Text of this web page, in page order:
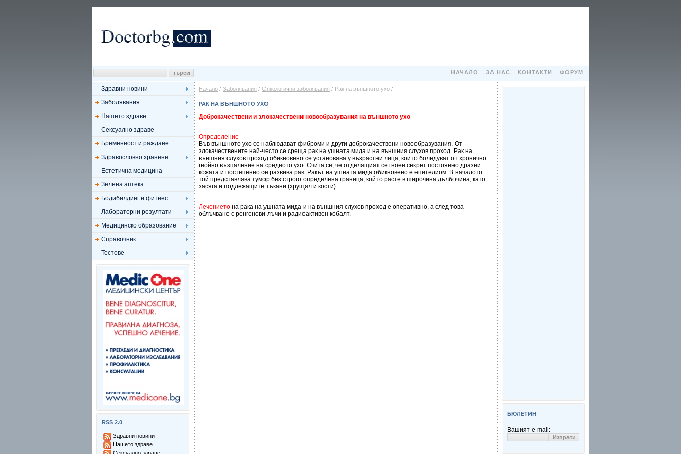
НАЧАЛО ЗА НАС КОНТАКТИ ФОРУМ
Здравни новини
Заболявания
Нашето здраве
Сексуално здраве
Бременност и раждане
Здравословно хранене
Естетична медицина
Зелена аптека
Бодибилдинг и фитнес
Лабораторни резултати
Медицинско образование
Справочник
Тестове
RSS 2.0
Здравни новини
Нашето здраве
Начало Заболявания Онкологични заболявания Рак на външното ухо
РАК НА ВЪНШНОТО УХО
Доброкачествени и злокачествени новообразувания на външното ухо
Определение
Във външното ухо се наблюдават фиброми и други доброкачествени новообразувания. От
злокачествените най-често се среща рак на ушната мида и на външния слухов проход. Рак на
външния слухов проход обикновено се установява у възрастни лица, които боледуват от хронично
гнойно възпаление на средното ухо. Счита се, че отделящият се гноен секрет постоянно дразни
кожата и постепенно се развива рак. Ракът на ушната мида обикновено е епителиом. В началото
той представлява тумор без строго определена граница, който расте в широчина дълбочина, като
засяга и подлежащите тъкани (хрущял и кости).
Лечението на рака на ушната мида и на външния слухов проход е оперативно, а след това -
облъчване с ренгенови лъчи и радиоактивен кобалт.
БЮЛЕТИН
Вашият e-mail: